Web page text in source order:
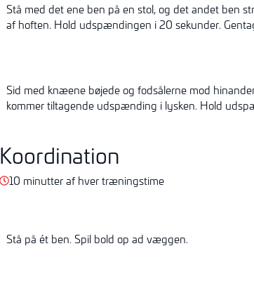
Stå med det ene ben på en stol, og det andet ben
af hoften. Hold udspændingen i 20 sekunder.
Sid med knæene bøjede og fodsålerne mod
kommer tiltagende udspænding i lysken. Hold
Koordination
10 minutter af hver træningstime
Stå på ét ben. Spil bold op ad væggen.